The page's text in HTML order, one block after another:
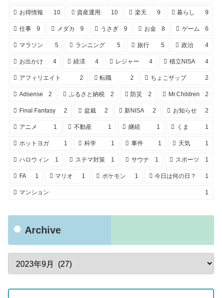
お得情報 10 資産運用 10 楽天 9 暮らし 9
仕事 9 メダカ 9 うさぎ 9 お金 8 ゲーム 6
マラソン 5 ランニング 5 旅行 5 政治 4
お出かけ 4 経済 4 レジャー 4 積立NISA 4
アフィリエイト 2 転職 2 ちょこザップ 2
Adsense 2 ふるさと納税 2 防災 2 Mr.Children 2
Final Fantasy 2 盆栽 2 新NISA 2 お知らせ 2
アニメ 1 不動産 1 継続 1 くま 1
ホットヨガ 1 科学 1 事件 1 天気 1
ハロウィン 1 ステマ対策 1 サウナ 1 スポーツ 1
FA 1 マリオ 1 ポケモン 1 今日は何の日？ 1
マンション 1
Archive